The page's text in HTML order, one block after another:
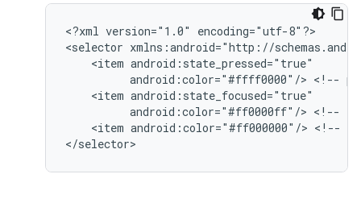
<?xml version="1.0"
encoding="utf-8"?>
<selector
<item
android:color="#ffff0000"/> <!--
<item
android:color="#ff0000ff"/> <!--
<item android:color="#ff000000"/> <!--
</selector>